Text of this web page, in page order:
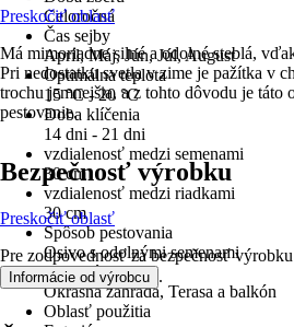
Celoročná
Čas sejby
Apríl, Máj, Jún, Júl, August
Optimálna teplota
15 °C - 20 °C
Doba klíčenia
14 dni - 21 dni
vzdialenosť medzi semenami
30 cm
vzdialenosť medzi riadkami
30 cm
Spôsob pestovania
Osivo s odolnými semenami
Vhodné pre
Okrasná záhrada, Terasa a balkón
Oblasť použitia
Preskočiť oblasť
Má mimoriadne silné a odolné steblá,
Pri nedostatku svetla v zime je pažítka v
trochu jemnejšia, a z tohto dôvodu je táto
pestovanie.
Bezpečnosť výrobku
Preskočiť oblasť
Pre zodpovednosť za bezpečnosť
Informácie od výrobcu .